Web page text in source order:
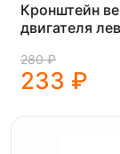
Кронштейн
двигателя
280 ₽
233 ₽